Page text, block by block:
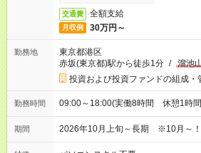
交通費 全額支給
月収例 30万円～
勤務地
東京都港区
赤坂(東京都)駅から徒歩1分 / 溜池
投資および投資ファンドの組成・
勤務時間 09:00～18:00(実働8時間 休憩1時
期間 2026年10月上旬～長期 ※10月～！